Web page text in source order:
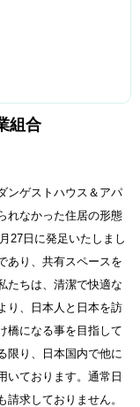
組合
ンゲストハウス＆アパ
れなかった住居の形態
27日に発足いたしまし
あり、共有スペースを
たちは、清潔で快適な
り、日本人と日本を訪
橋になる事を目指して
限り、日本国内で他に
いております。通常日
求しておりません。